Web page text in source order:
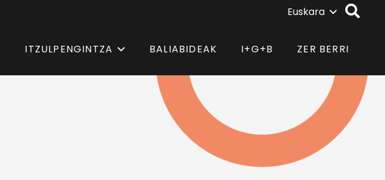
Euskara
ITZULPENGINTZA BALIABIDEAK I+G+B ZER BERRI